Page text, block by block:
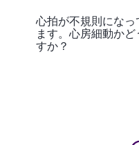
心拍が不規則にな
ます。心房細動か
すか？